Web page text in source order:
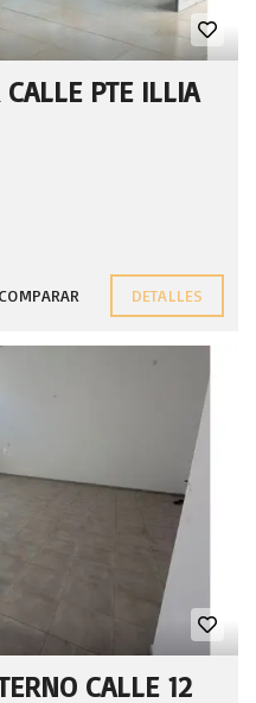
PTE ILLIA
COMPARAR DETALLES
CALLE 12